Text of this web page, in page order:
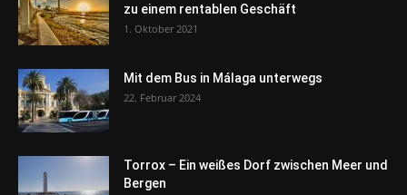
zu einem rentablen Geschäft
1. Oktober 2021
Mit dem Bus in Málaga unterwegs
22. Februar 2024
Torrox – Ein weißes Dorf zwischen Meer und
Bergen